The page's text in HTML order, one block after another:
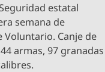
estatal
semana de
Canje de
armas, 97 granadas